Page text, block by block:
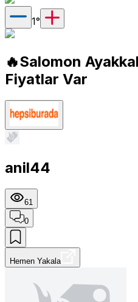
1°
🔥Salomon
Fiyatlar Var
anil44
61
0
Hemen Yakala